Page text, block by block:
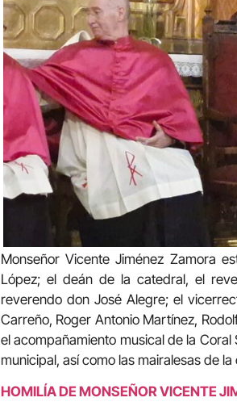
Monseñor Vicente Jiménez Zamora
López; el deán de la catedral, el
reverendo don José Alegre; el
Carreño, Roger Antonio Martínez,
el acompañamiento musical de la
municipal, así como las mairalesas de la
HOMILÍA DE MONSEÑOR VICENTE